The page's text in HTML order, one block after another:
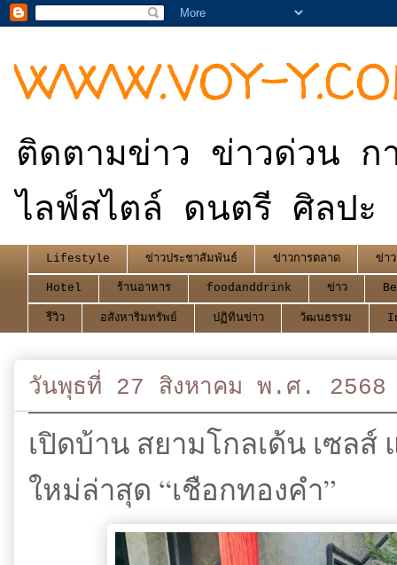
WWW.VOY-
ติดตามข่าว ข่าวด่วน ก
ไลฟ์สไตล์ ดนตรี ศิลปะ
Lifestyle ข่าวประชาสัมพันธ์ ข่าวการตลาด ข่า
Hotel ร้านอาหาร foodanddrink ข่าว
รีวิว อสังหาริมทรัพย์ ปฏิทินข่าว วัฒนธรรม
วันพุธที่ 27 สิงหาคม พ.ศ. 2568
เปิดบ้าน สยามโกลเด้น เซล
ใหม่ล่าสุด “เชือกทองคำ”